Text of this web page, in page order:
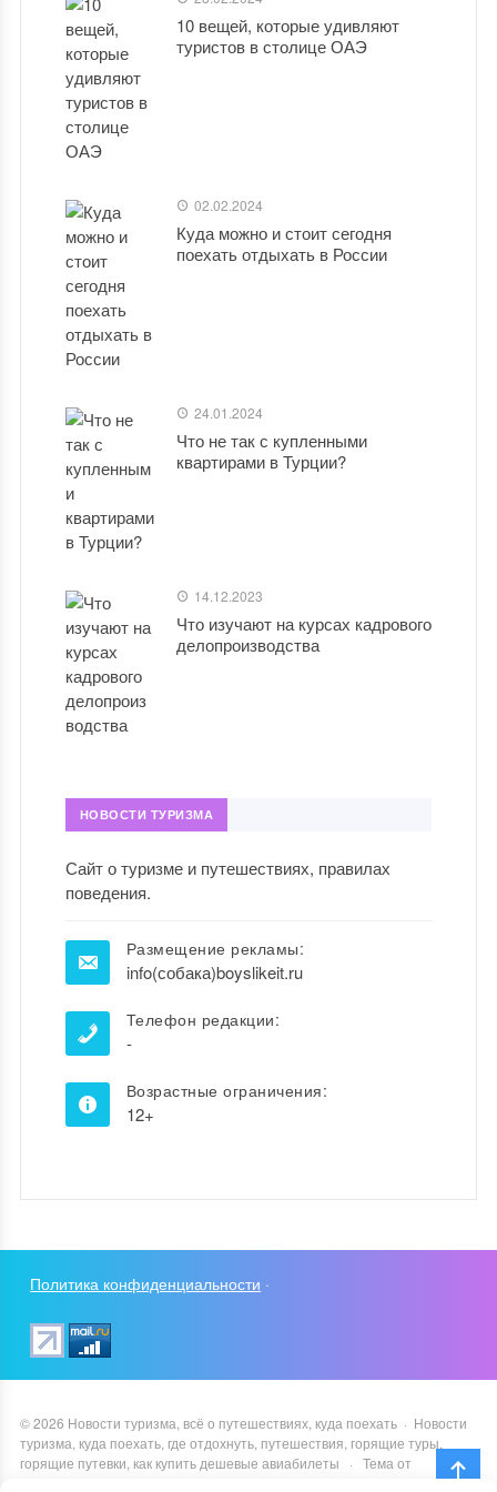
10 вещей, которые удивляют
туристов в столице ОАЭ
02.02.2024
Куда можно и стоит сегодня
поехать отдыхать в России
24.01.2024
Что не так с купленными
квартирами в Турции?
14.12.2023
Что изучают на курсах кадрового
делопроизводства
НОВОСТИ ТУРИЗМА
Сайт о туризме и путешествиях, правилах
поведения.
Размещение рекламы:
info(собака)boyslikeit.ru
Телефон редакции:
-
Возрастные ограничения:
12+
Политика конфиденциальности ·
©2026 Новости туризма, всё о путешествиях, куда поехать· Новости
туризма, куда поехать, где отдохнуть, путешествия, горящие туры,
горящие путевки, как купить дешевые авиабилеты
· Тема от